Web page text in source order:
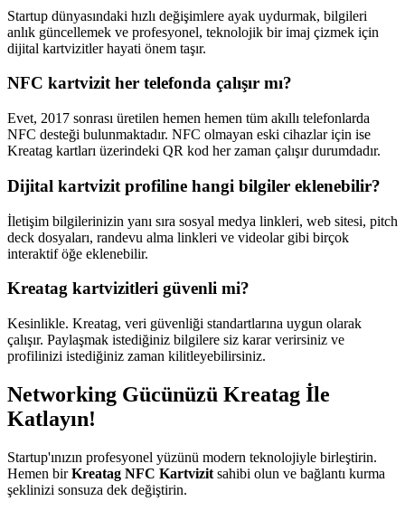
Startup dünyasındaki hızlı değişimlere ayak uydurmak, bilgileri
anlık güncellemek ve profesyonel, teknolojik bir imaj çizmek için
dijital kartvizitler hayati önem taşır.
NFC kartvizit her telefonda çalışır mı?
Evet, 2017 sonrası üretilen hemen hemen tüm akıllı telefonlarda
NFC desteği bulunmaktadır. NFC olmayan eski cihazlar için ise
Kreatag kartları üzerindeki QR kod her zaman çalışır durumdadır.
Dijital kartvizit profiline hangi bilgiler eklenebilir?
İletişim bilgilerinizin yanı sıra sosyal medya linkleri, web sitesi, pitch
deck dosyaları, randevu alma linkleri ve videolar gibi birçok
interaktif öğe eklenebilir.
Kreatag kartvizitleri güvenli mi?
Kesinlikle. Kreatag, veri güvenliği standartlarına uygun olarak
çalışır. Paylaşmak istediğiniz bilgilere siz karar verirsiniz ve
profilinizi istediğiniz zaman kilitleyebilirsiniz.
Networking Gücünüzü Kreatag İle
Katlayın!
Startup'ınızın profesyonel yüzünü modern teknolojiyle birleştirin.
Hemen birKreatag NFC Kartvizit sahibi olun ve bağlantı kurma
şeklinizi sonsuza dek değiştirin.